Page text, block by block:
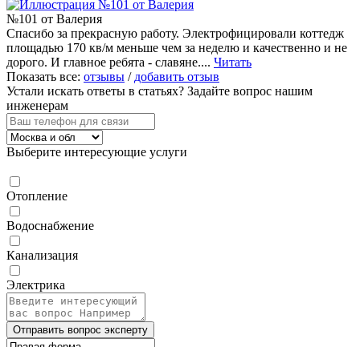
№101 от Валерия
Спасибо за прекрасную работу. Электрофицировали коттедж
площадью 170 кв/м меньше чем за неделю и качественно и не
дорого. И главное ребята - славяне.... Читать
Показать все: отзывы / добавить отзыв
Устали искать ответы в статьях? Задайте вопрос нашим
инженерам
Выберите интересующие услуги
Отопление
Водоснабжение
Канализация
Электрика
Отправить вопрос эксперту